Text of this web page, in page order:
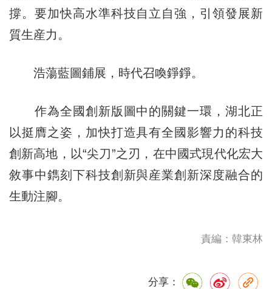
撐。要加快高水準科技自立自強，引領發展新
質生産力。
浩蕩藍圖鋪展，時代召喚錚錚。
作為全國創新版圖中的關鍵一環，湖北正
以挺膺之姿，加快打造具有全國影響力的科技
創新高地，以“尖刀”之刃，在中國式現代化宏大
敘事中鐫刻下科技創新與産業創新深度融合的
生動注腳。
責編：韓東林
分享：